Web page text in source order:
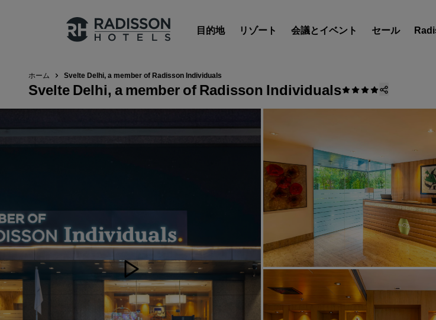
目的地 リゾート 会議とイベント セール
Radisson Hotels のブランド
Radisson Hotels ブランド
中国の関連ブランド
リゾ
サー
エア
新規
のホ
見積
イベ
ホーム Svelte Delhi, a member of Radisson Individuals
Svelte Delhi, a member of Radisson Individuals